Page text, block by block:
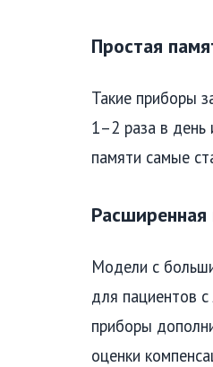
Простая
Такие приборы
1–2 раза в день
памяти самые
Модели с
для пациентов
приборы
оценки